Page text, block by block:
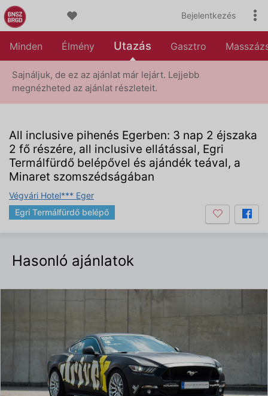
Bejelentkezés
Minden Élmény Utazás Gasztro
Sajnáljuk, de ez az ajánlat már lejárt. Lejjebb
megnézheted az ajánlat részleteit.
All inclusive pihenés Egerben: 3 nap 2 éjszaka
2 fő részére, all inclusive ellátással, Egri
Termálfürdő belépővel és ajándék teával, a
Minaret szomszédságában
Végvári Hotel*** Eger
Egri Termálfürdő belépő
Hasonló ajánlatok